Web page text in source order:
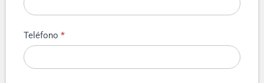
Teléfono *